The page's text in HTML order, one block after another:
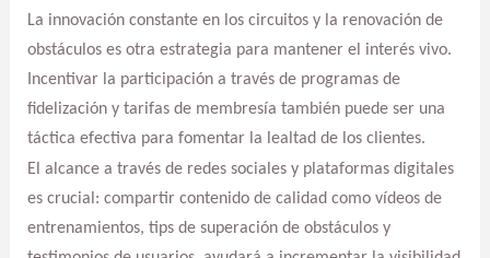
La innovación constante en los circuitos y la renovación de
obstáculos es otra estrategia para mantener el interés vivo.
Incentivar la participación a través de programas de
fidelización y tarifas de membresía también puede ser una
táctica efectiva para fomentar la lealtad de los clientes.
El alcance a través de redes sociales y plataformas digitales
es crucial: compartir contenido de calidad como vídeos de
entrenamientos, tips de superación de obstáculos y